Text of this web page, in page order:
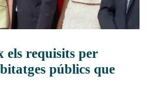
els requisits per
públics que